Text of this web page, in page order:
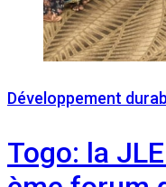
Développement
Togo: la